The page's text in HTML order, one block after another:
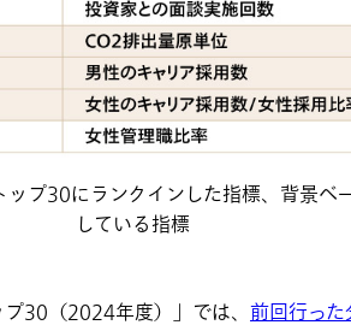
プ30にランクインした指標、背景ベ
している指標
30（2024年度）」では、 前回行っ